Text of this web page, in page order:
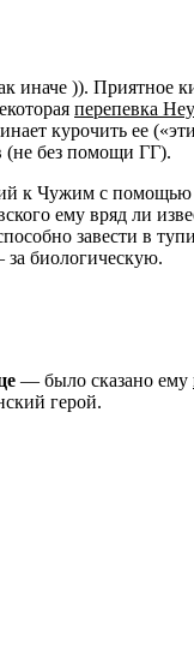
иначе )). Приятное
перепевка
курочить ее
(не без помощи ГГ).
к Чужим с
ему вряд ли
завести в
биологическую.
— было сказано ему
герой.